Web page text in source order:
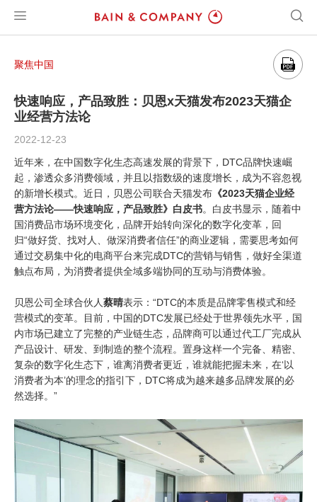
聚焦中国
快速响应，产品致胜：贝恩x天猫发布2023天猫企
业经营方法论
2022-12-23
近年来，在中国数字化生态高速发展的背景下，DTC品牌快速崛
起，渗透众多消费领域，并且以指数级的速度增长，成为不容忽视
的新增长模式。近日，贝恩公司联合天猫发布 《2023天猫企业经
营方法论——快速响应，产品致胜》 白皮书。白皮书显示，随着中
国消费品市场环境变化，品牌开始转向深化的数字化变革，回
归“做好货、找对人、做深消费者信任”的商业逻辑，需要思考如何
通过交易集中化的电商平台来完成DTC的营销与销售，做好全渠道
触点布局，为消费者提供全域多端协同的互动与消费体验。
贝恩公司全球合伙人蔡晴表示：“DTC的本质是品牌零售模式和经
营模式的变革。目前，中国的DTC发展已经处于世界领先水平，国
内市场已建立了完整的产业链生态，品牌商可以通过代工厂完成从
产品设计、研发、到制造的整个流程。置身这样一个完备、精密、
复杂的数字化生态下，谁离消费者更近，谁就能把握未来，在‘以
消费者为本’的理念的指引下，DTC将成为越来越多品牌发展的必
然选择。”